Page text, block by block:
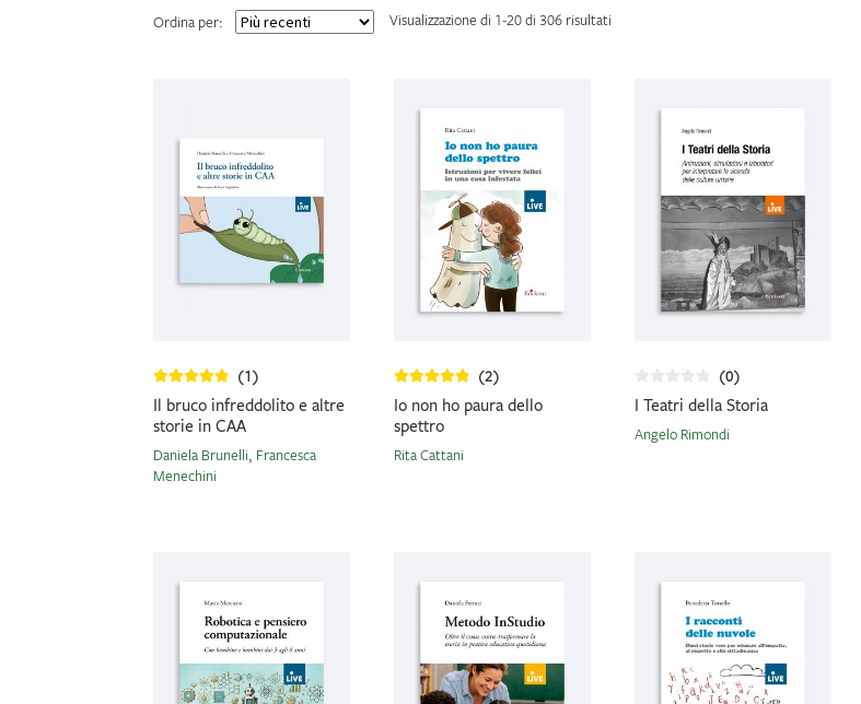
Visualizzazione di 1-20 di 306 risultati
(1)
Il bruco infreddolito e altre
storie in CAA
Daniela Brunelli, Francesca
Menechini
(2)
Io non ho paura dello
spettro
Rita Cattani
(0)
I Teatri della Storia
Angelo Rimondi